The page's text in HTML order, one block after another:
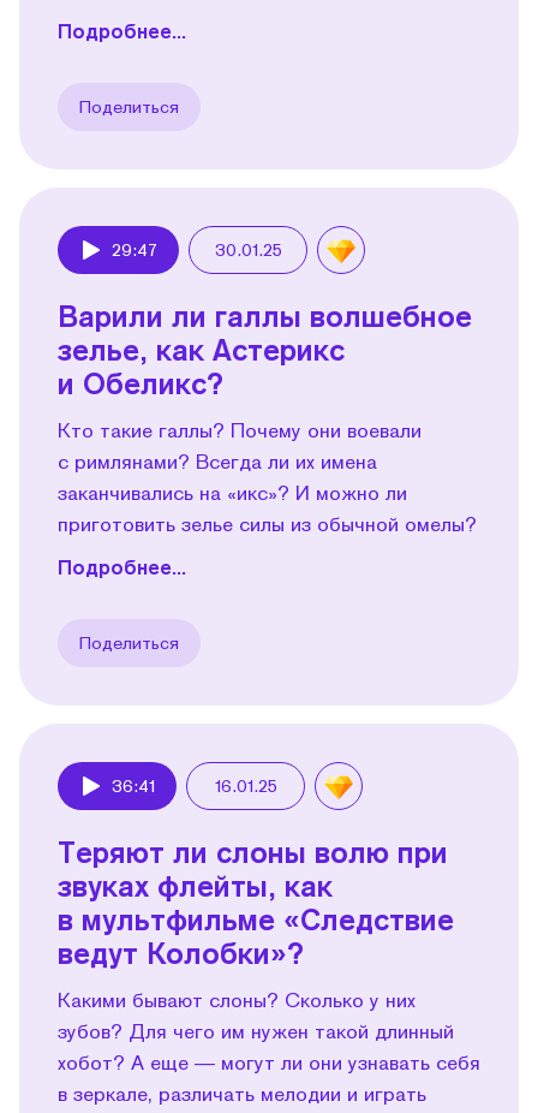
Подробнее...
Поделиться
29:47 30.01.25
Варили ли галлы волшебное
зелье, как Астерикс
и Обеликс?
Кто такие галлы? Почему они воевали
с римлянами? Всегда ли их имена
заканчивались на «икс»? И можно ли
приготовить зелье силы из обычной омелы?
Подробнее...
Поделиться
36:41 16.01.25
Теряют ли слоны волю при
звуках флейты, как
в мультфильме «Следствие
ведут Колобки»?
Какими бывают слоны? Сколько у них
зубов? Для чего им нужен такой длинный
хобот? А еще — могут ли они узнавать себя
в зеркале, различать мелодии и играть